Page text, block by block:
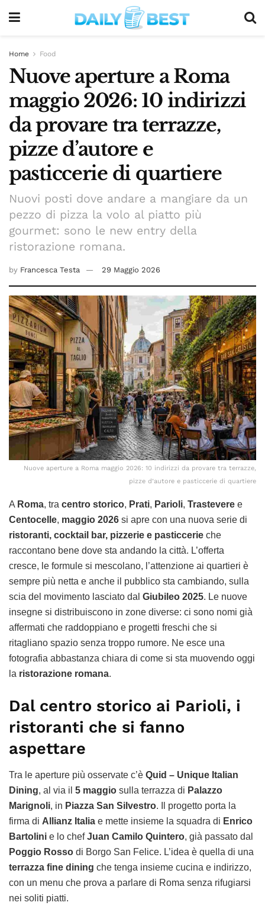
Home Food
Nuove aperture a Roma
maggio 2026: 10 indirizzi
da provare tra terrazze,
pizze d’autore e
pasticcerie di quartiere
Nuovi posti dove andare a mangiare da un
pezzo di pizza la volo al piatto più
gourmet: sono le new entry della
ristorazione romana.
by Francesca Testa 29 Maggio 2026
Nuove aperture a Roma maggio 2026: 10 indirizzi da provare tra terrazze,
pizze d’autore e pasticcerie di quartiere
A Roma, tra centro storico, Prati, Parioli, Trastevere e
Centocelle, maggio 2026 si apre con una nuova serie di
ristoranti, cocktail bar, pizzerie e pasticcerie che
raccontano bene dove sta andando la città. L’offerta
cresce, le formule si mescolano, l’attenzione ai quartieri è
sempre più netta e anche il pubblico sta cambiando, sulla
scia del movimento lasciato dal Giubileo 2025. Le nuove
insegne si distribuiscono in zone diverse: ci sono nomi già
affermati che raddoppiano e progetti freschi che si
ritagliano spazio senza troppo rumore. Ne esce una
fotografia abbastanza chiara di come si sta muovendo oggi
la ristorazione romana.
Dal centro storico ai Parioli, i
ristoranti che si fanno
aspettare
Tra le aperture più osservate c’è Quid – Unique Italian
Dining, al via il 5 maggio sulla terrazza di Palazzo
Marignoli, in Piazza San Silvestro. Il progetto porta la
firma di Allianz Italia e mette insieme la squadra di Enrico
Bartolini e lo chefJuan Camilo Quintero, già passato dal
Poggio Rosso di Borgo San Felice. L’idea è quella di una
terrazza fine dining che tenga insieme cucina e indirizzo,
con un menu che prova a parlare di Roma senza rifugiarsi
nei soliti piatti.